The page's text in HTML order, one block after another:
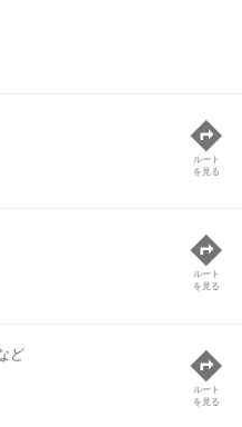
ルート
を見る
ルート
を見る
ど
ルート
を見る